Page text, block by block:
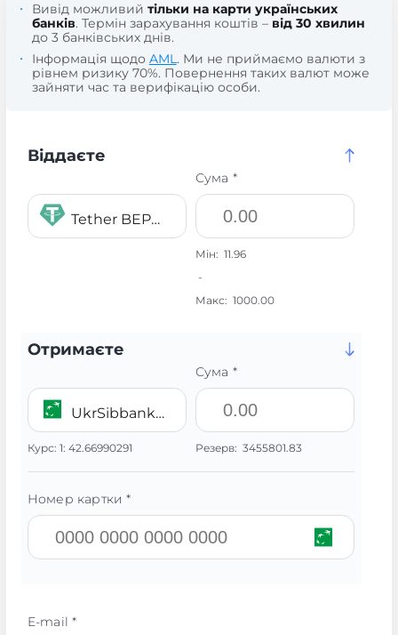
Вивід можливий тільки на карти українських
банків. Термін зарахування коштів – від 30 хвилин
до 3 банківських днів.
Інформація щодо AML. Ми не приймаємо валюти з
рівнем ризику 70%. Повернення таких валют може
зайняти час та верифікацію особи.
Віддаєте
Tether BEP20 USDT
Сума *
Мін: 11.96
-
Макс: 1000.00
Отримаєте
UkrSibbank UAH
Курс: 1: 42.66990291
Сума *
Резерв: 3455801.83
Номер картки *
E-mail *